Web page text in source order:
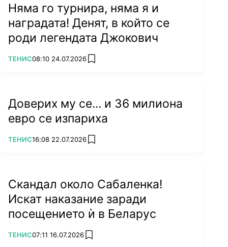
Няма го турнира, няма я и
наградата! Денят, в който се
роди легендата Джокович
ПОВЕЧЕ ОТ
ТЕНИС08:10 24.07.2026 add favorites
Доверих му се... и 36 милиона
евро се изпариха
ПОВЕЧЕ ОТ
ТЕНИС16:08 22.07.2026 add favorites
Скандал около Сабаленка!
Искат наказание заради
посещението ѝ в Беларус
ПОВЕЧЕ ОТ
ТЕНИС07:11 16.07.2026 add favorites